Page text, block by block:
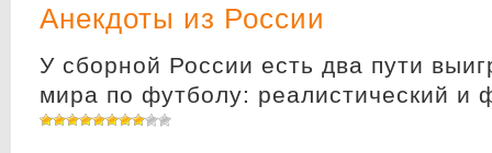
Анекдоты из России
У сборной России есть два пути
мира по футболу: реалистический и